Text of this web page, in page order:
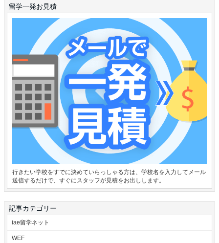
留学一発お見積
行きたい学校をすでに決めていらっしゃる方は、学校名を入力してメール
送信するだけで、すぐにスタッフが見積をお出しします。
記事カテゴリー
iae留学ネット
WEF